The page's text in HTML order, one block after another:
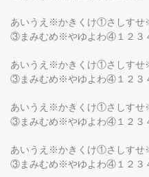
あいうえ※かきくけ①さしす
③まみむめ※やゆよわ④１２３
あいうえ※かきくけ①さしす
③まみむめ※やゆよわ④１２３
あいうえ※かきくけ①さしす
③まみむめ※やゆよわ④１２３
あいうえ※かきくけ①さしす
③まみむめ※やゆよわ④１２３